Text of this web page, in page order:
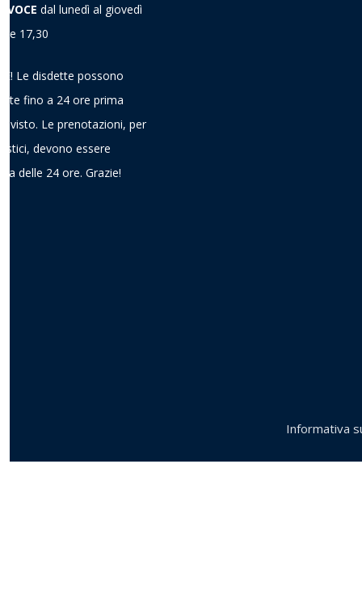
VOCE dal lunedì al giovedì
17,30
Le disdette possono
fino a 24 ore prima
Le prenotazioni, per
devono essere
delle 24 ore. Grazie!
Informativa